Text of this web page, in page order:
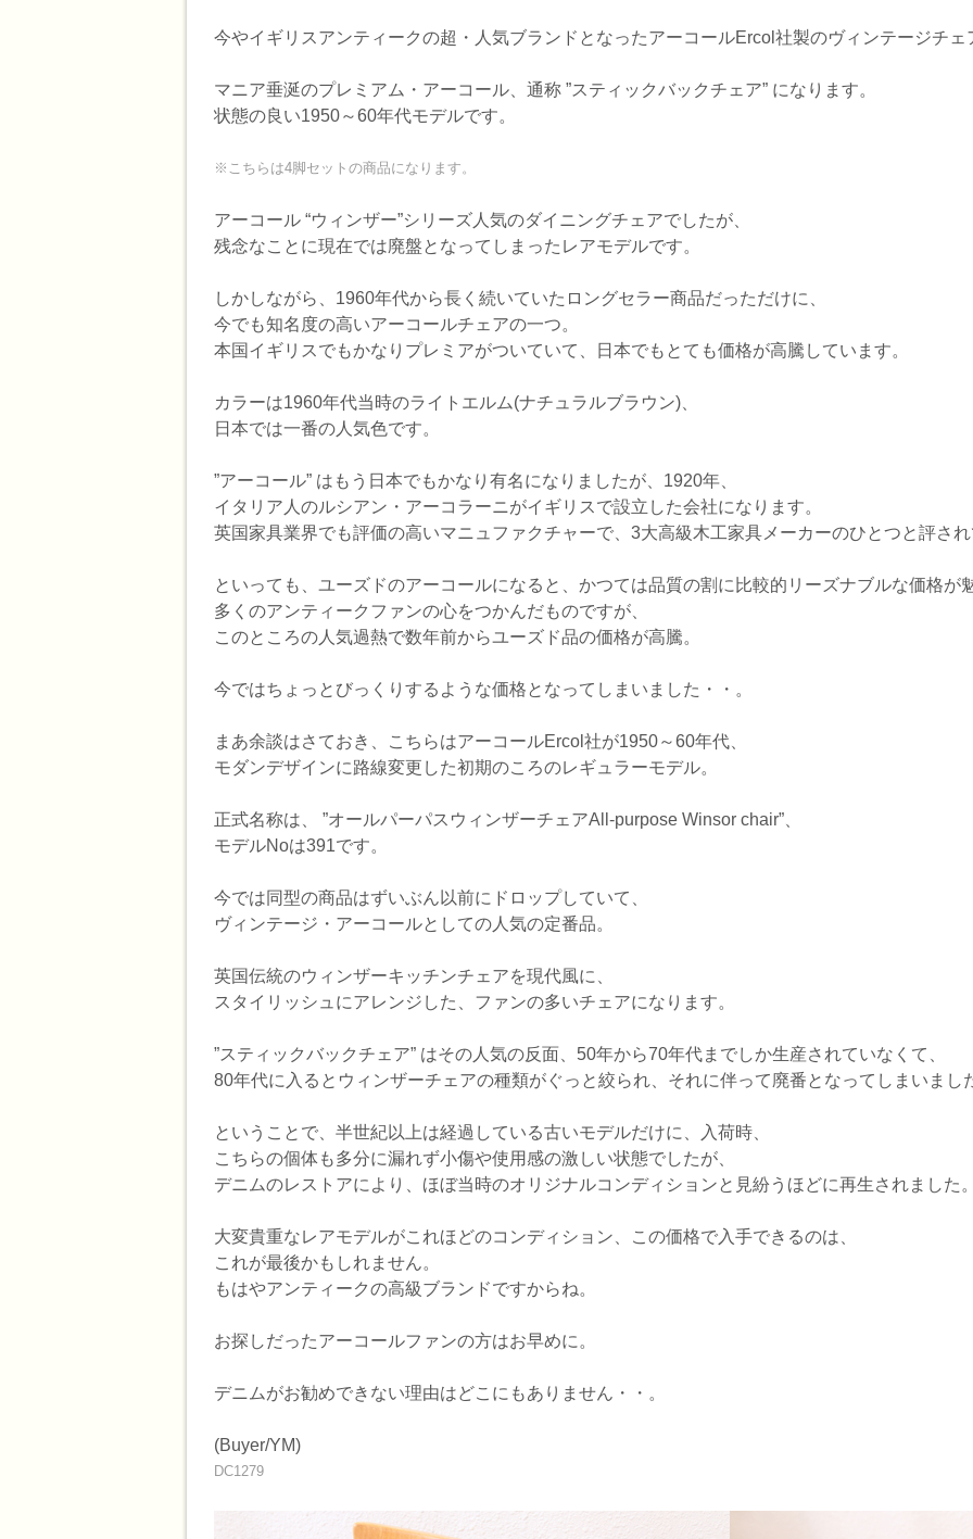
今やイギリスアンティークの超・人気ブランドとなったアーコールErcol社製のヴィンテージチェ
マニア垂涎のプレミアム・アーコール、通称 ”スティックバックチェア” になります。
状態の良い1950～60年代モデルです。
※こちらは4脚セットの商品になります。
アーコール “ウィンザー”シリーズ人気のダイニングチェアでしたが、
残念なことに現在では廃盤となってしまったレアモデルです。
しかしながら、1960年代から長く続いていたロングセラー商品だっただけに、
今でも知名度の高いアーコールチェアの一つ。
本国イギリスでもかなりプレミアがついていて、日本でもとても価格が高騰しています。
カラーは1960年代当時のライトエルム(ナチュラルブラウン)、
日本では一番の人気色です。
”アーコール” はもう日本でもかなり有名になりましたが、1920年、
イタリア人のルシアン・アーコラーニがイギリスで設立した会社になります。
英国家具業界でも評価の高いマニュファクチャーで、3大高級木工家具メーカーのひとつと評され
といっても、ユーズドのアーコールになると、かつては品質の割に比較的リーズナブルな価格が
多くのアンティークファンの心をつかんだものですが、
このところの人気過熱で数年前からユーズド品の価格が高騰。
今ではちょっとびっくりするような価格となってしまいました・・。
まあ余談はさておき、こちらはアーコールErcol社が1950～60年代、
モダンデザインに路線変更した初期のころのレギュラーモデル。
正式名称は、 ”オールパーパスウィンザーチェアAll-purpose Winsor chair”、
モデルNoは391です。
今では同型の商品はずいぶん以前にドロップしていて、
ヴィンテージ・アーコールとしての人気の定番品。
英国伝統のウィンザーキッチンチェアを現代風に、
スタイリッシュにアレンジした、ファンの多いチェアになります。
”スティックバックチェア” はその人気の反面、50年から70年代までしか生産されていなくて、
80年代に入るとウィンザーチェアの種類がぐっと絞られ、それに伴って廃番となってしまいまし
ということで、半世紀以上は経過している古いモデルだけに、入荷時、
こちらの個体も多分に漏れず小傷や使用感の激しい状態でしたが、
デニムのレストアにより、ほぼ当時のオリジナルコンディションと見紛うほどに再生されました。
大変貴重なレアモデルがこれほどのコンディション、この価格で入手できるのは、
これが最後かもしれません。
もはやアンティークの高級ブランドですからね。
お探しだったアーコールファンの方はお早めに。
デニムがお勧めできない理由はどこにもありません・・。
(Buyer/YM)
DC1279